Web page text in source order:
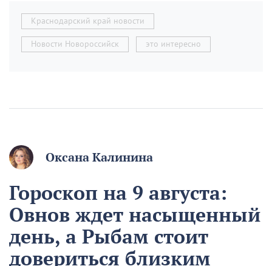
Краснодарский край новости
Новости Новороссийск это интересно
Оксана Калинина
Гороскоп на 9 августа:
Овнов ждет насыщенный
день, а Рыбам стоит
довериться близким